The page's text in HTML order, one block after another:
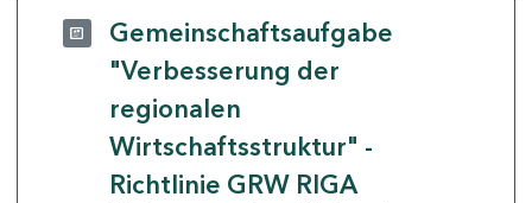
Gemeinschaftsaufgabe
"Verbesserung der
regionalen
Wirtschaftsstruktur" -
Richtlinie GRW RIGA